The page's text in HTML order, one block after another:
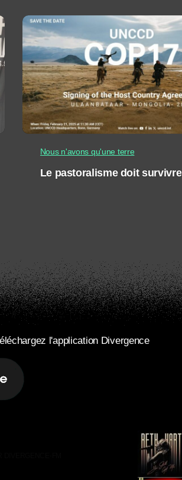
Nous n'avons qu'une terre
Le pastoralisme doit survivre
l'application Divergence